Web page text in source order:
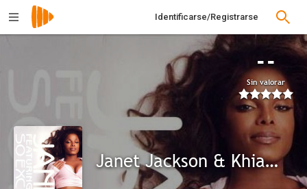
Identificarse/Registrarse
--
Sin valorar
Janet Jackson & Khia: So Excited